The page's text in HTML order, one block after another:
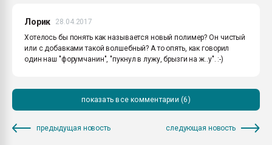
Лорик
28.04.2017
Хотелось бы понять как называется новый полимер? Он чистый
или с добавками такой волшебный? А то опять, как говорил
один наш "форумчанин", "пукнул в лужу, брызги на ж..у". :-)
показать все комментарии (6)
предыдущая новость следующая новость